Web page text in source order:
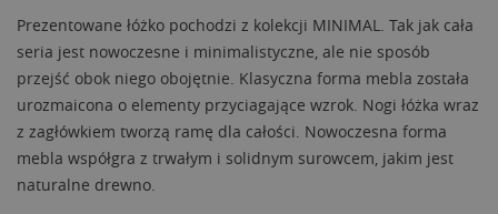
Prezentowane łóżko pochodzi z kolekcji MINIMAL. Tak jak cała
seria jest nowoczesne i minimalistyczne, ale nie sposób
przejść obok niego obojętnie. Klasyczna forma mebla została
urozmaicona o elementy przyciagające wzrok. Nogi łóżka wraz
z zagłówkiem tworzą ramę dla całości. Nowoczesna forma
mebla współgra z trwałym i solidnym surowcem, jakim jest
naturalne drewno.